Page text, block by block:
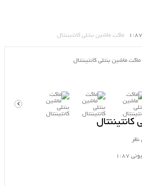
ماکت ماشین بنتلی کانتیننتال
1:87